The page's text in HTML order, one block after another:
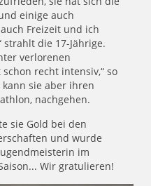
einige auch
Freizeit und ich
die 17-Jährige.
verlorenen
recht intensiv,“ so
sie aber ihren
nachgehen.
sie Gold bei den
und wurde
im
Wir gratulieren!